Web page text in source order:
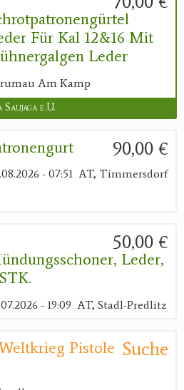
Für Kal 12&16 Mit
Leder
Am Kamp
Saujaga e.U.
90,00 €
- 07:51 AT, Timmersdorf
50,00 €
Leder,
- 19:09 AT, Stadl-Predlitz
Suche
Pistole